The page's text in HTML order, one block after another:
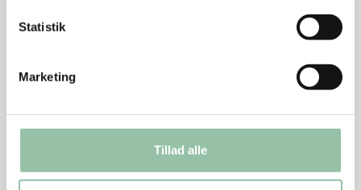
Statistik
Marketing
Tillad alle
Tips
rengøringen og bruges, når der ikke er brug for
sauce. Hvis man vil have sauce hældes der ca. 5 dl
sies skyen, skummes for fedt og jævnes med
sovsejævner. Smages til og tilsættes evt. kulør.
Gem halvdelen af ribbensstegen til madpakken fx